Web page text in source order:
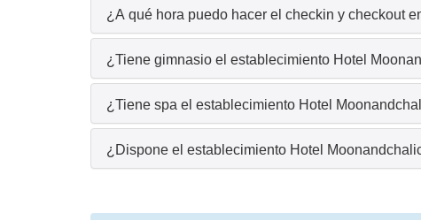
¿A qué hora puedo hacer el checkin y checkout
¿Tiene gimnasio el establecimiento Hotel
¿Tiene spa el establecimiento Hotel
¿Dispone el establecimiento Hotel